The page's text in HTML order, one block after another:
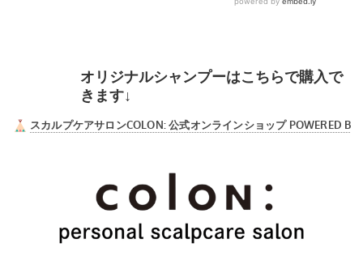
オリジナルシャンプーはこちらで購入で
きます↓